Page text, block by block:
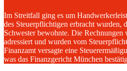
Im Streitfall ging es um
des Steuerpflichtigen erbracht wurden,
Schwester bewohnte. Die Rechnungen
adressiert und wurden vom
Finanzamt versagte eine
was das Finanzgericht München